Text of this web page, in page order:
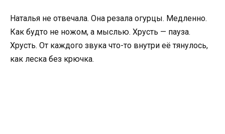
Наталья не отвечала. Она резала огурцы. Медленно.
Как будто не ножом, а мыслью. Хрусть — пауза.
Хрусть. От каждого звука что-то внутри её тянулось,
как леска без крючка.